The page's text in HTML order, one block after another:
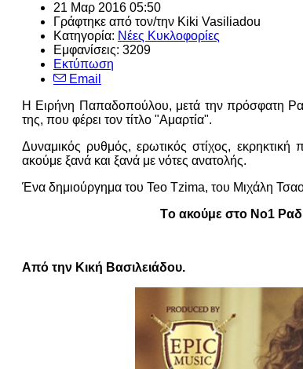
21 Μαρ 2016 05:50
Γράφτηκε από τον/την Kiki Vasiliadou
Κατηγορία: Νέες Κυκλοφορίες
Εμφανίσεις: 3209
Εκτύπωση
Email
Η Ειρήνη Παπαδοπούλου, μετά την πρόσφατη
της, που φέρει τον τίτλο "Αμαρτία".
Δυναμικός ρυθμός, ερωτικός στίχος,
ακούμε ξανά και ξανά με νότες ανατολής.
Ένα δημιούργημα του Teo Tzima, του Μιχάλη
Tο ακούμε στο Νο1
Από την Κική Βασιλειάδου.